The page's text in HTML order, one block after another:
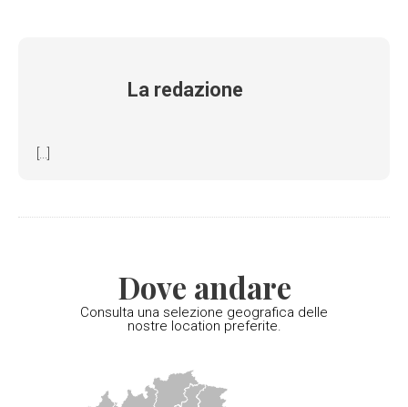
La redazione
[...]
Dove andare
Consulta una selezione geografica delle
nostre location preferite.